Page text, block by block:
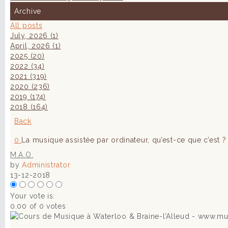
Archive
All posts
July, 2026 (1)
April, 2026 (1)
2025 (20)
2022 (34)
2021 (319)
2020 (236)
2019 (174)
2018 (164)
Back
0
La musique assistée par ordinateur, qu’est-ce que c’est ?
M.A.O.
byAdministrator
13-12-2018
Your vote is:
0.00 of 0 votes